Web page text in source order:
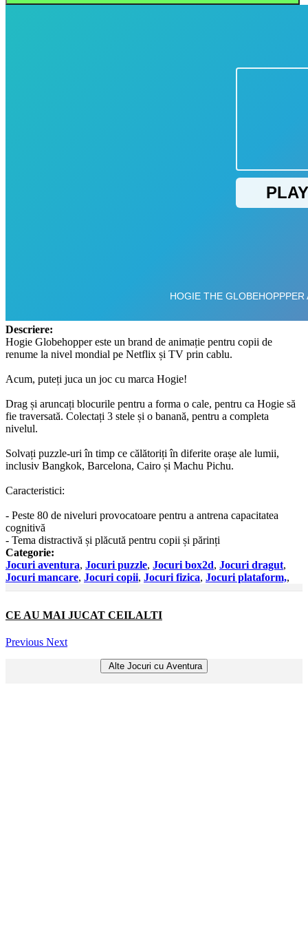
Descriere:
Hogie Globehopper este un brand de animație pentru copii de
renume la nivel mondial pe Netflix și TV prin cablu.
Acum, puteți juca un joc cu marca Hogie!
Drag și aruncați blocurile pentru a forma o cale, pentru ca Hogie să
fie traversată. Colectați 3 stele și o banană, pentru a completa
nivelul.
Solvați puzzle-uri în timp ce călătoriți în diferite orașe ale lumii,
inclusiv Bangkok, Barcelona, Cairo și Machu Pichu.
Caracteristici:
- Peste 80 de niveluri provocatoare pentru a antrena capacitatea
cognitivă
- Tema distractivă și plăcută pentru copii și părinți
Categorie:
Jocuri aventura, Jocuri puzzle, Jocuri box2d, Jocuri dragut,
Jocuri mancare, Jocuri copii, Jocuri fizica, Jocuri plataform,,
CE AU MAI JUCAT CEILALTI
Previous Next
Alte Jocuri cu Aventura